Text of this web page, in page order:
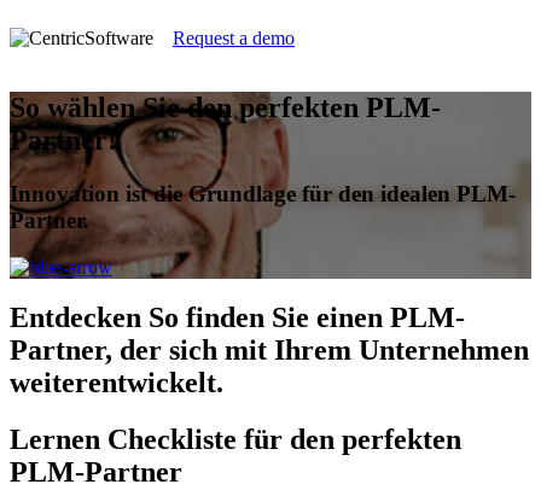
Request a demo
So wählen Sie den perfekten PLM-
Partner!
Innovation ist die Grundlage für den idealen PLM-
Partner.
Entdecken So finden Sie einen PLM-
Partner, der sich mit Ihrem Unternehmen
weiterentwickelt.
Lernen Checkliste für den perfekten
PLM-Partner